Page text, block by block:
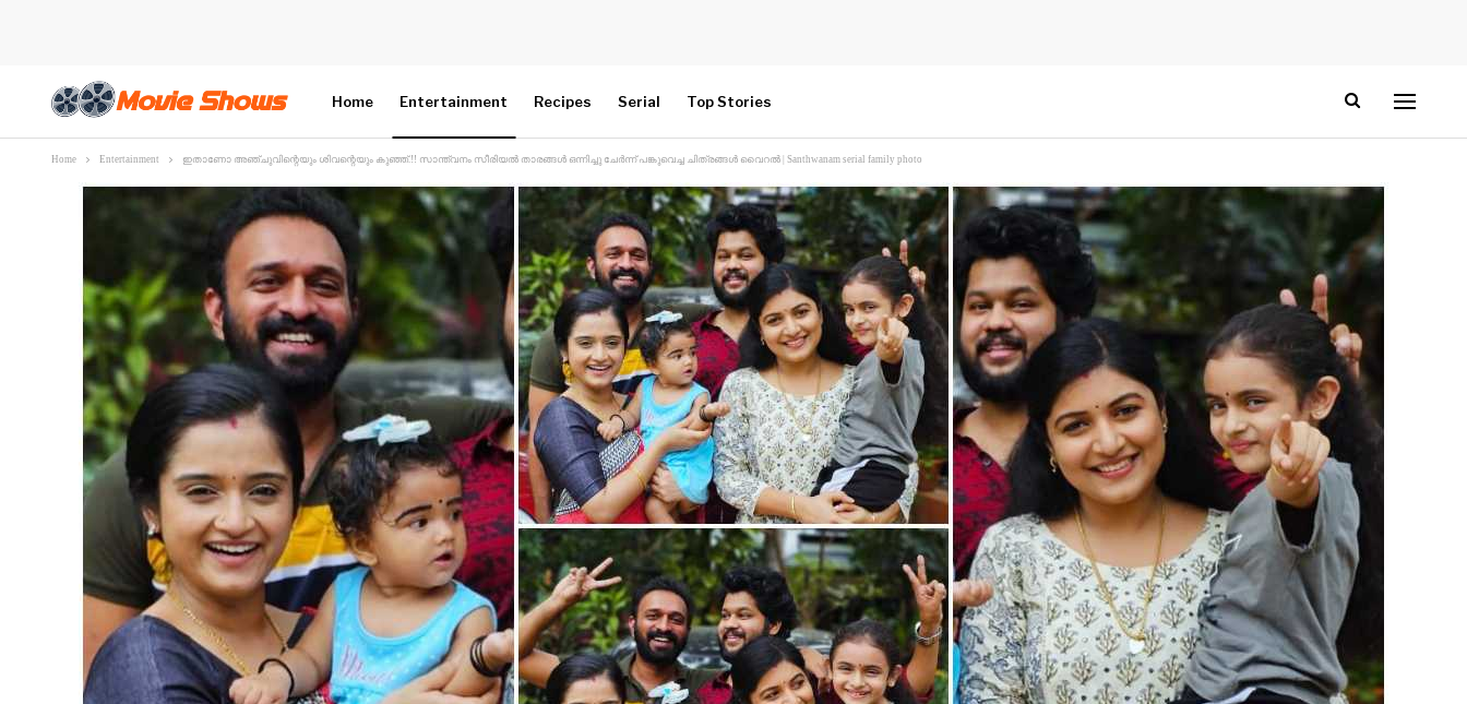
Home Entertainment Recipes Serial Top Stories
Home Entertainment ഇതാണോ അഞ്ചുവിന്റെയും ശിവന്റെയും കുഞ്ഞ്.!! സാന്ത്വനം സീരിയൽ താരങ്ങൾ ഒന്നിച്ചു ചേർന്ന് പങ്കുവെച്ച ചിത്രങ്ങൾ വൈറൽ | Santhwanam serial family photo